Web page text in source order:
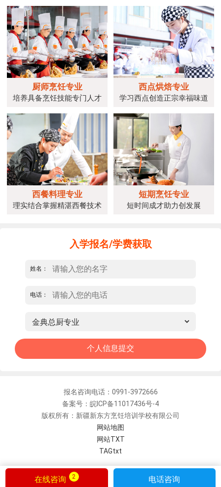
文化认同感。2025年9月19日，活动
在教学楼四楼多功能厅正式拉开帷
幕。开场致辞环节，主持人热情洋溢
地介绍了出席活动的评委老师、活动
目的及比赛规则，宣布诗歌诵读活动
正式开
厨师烹饪专业
培养具备烹饪技能专门人才
西点烘焙专业
学习西点创造正宗幸福味道
西餐料理专业
理实结合掌握精湛西餐技术
短期烹饪专业
短时间成才助力创发展
入学报名/学费获取
姓名：
电话：
报名咨询电话：0991-3972666
备案号：皖ICP备11017436号-4
版权所有：新疆新东方烹饪培训学校有限公司
网站地图
网站TXT
TAGtxt
在线咨询 2 电话咨询